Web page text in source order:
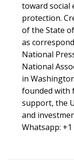
toward social
protection.
of the State
as
National
National
in
founded with
support, the
and
Whatsapp: +1